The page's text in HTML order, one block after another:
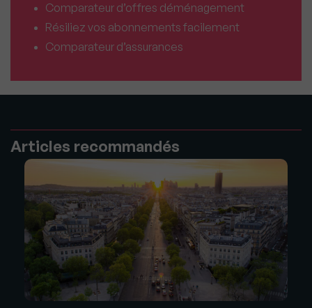
Comparateur d’offres déménagement
Résiliez vos abonnements facilement
Comparateur d’assurances
Articles recommandés